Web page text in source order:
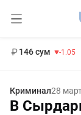
146 сум -1.05
Криминал28
В